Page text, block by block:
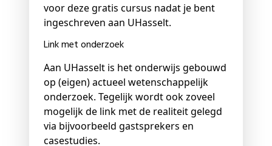
voor deze gratis cursus nadat je bent
ingeschreven aan UHasselt.
Link met onderzoek
Aan UHasselt is het onderwijs gebouwd
op (eigen) actueel wetenschappelijk
onderzoek. Tegelijk wordt ook zoveel
mogelijk de link met de realiteit gelegd
via bijvoorbeeld gastsprekers en
casestudies.